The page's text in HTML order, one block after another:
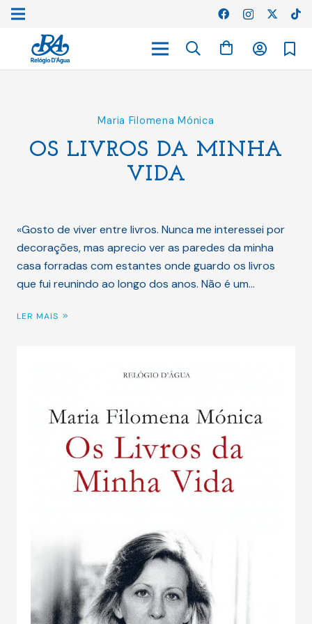
Maria Filomena Mónica
OS LIVROS DA MINHA
VIDA
«Gosto de viver entre livros. Nunca me interessei por
decorações, mas aprecio ver as paredes da minha
casa forradas com estantes onde guardo os livros
que fui reunindo ao longo dos anos. Não é um…
LER MAIS